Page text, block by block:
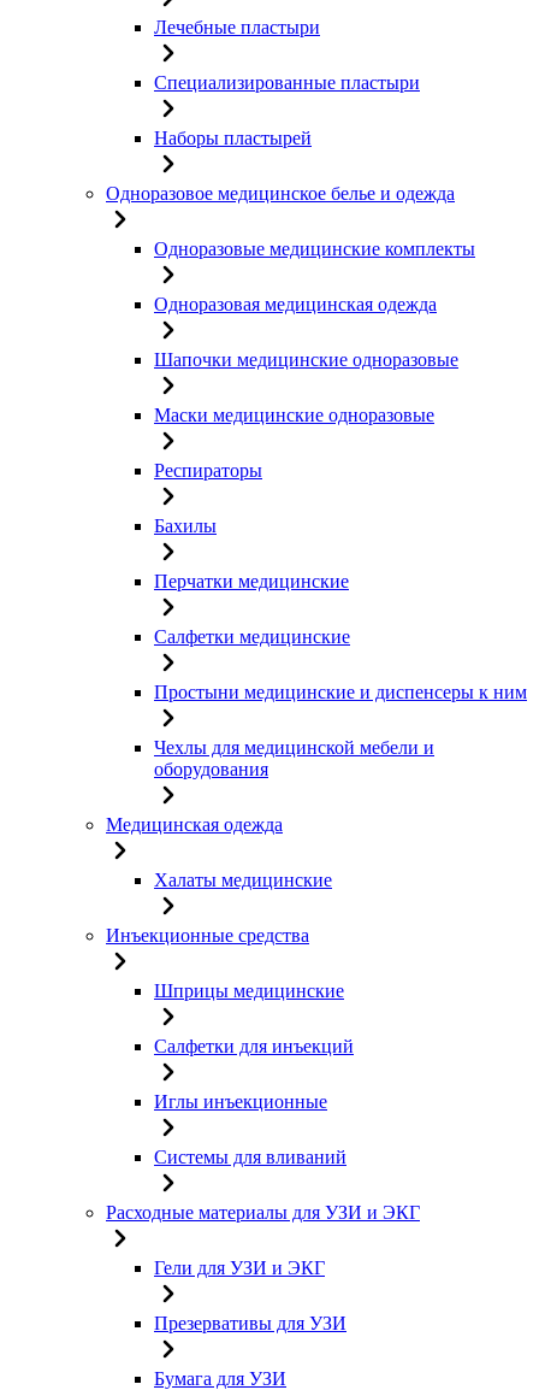
Лечебные пластыри
Специализированные пластыри
Наборы пластырей
Одноразовое медицинское белье и одежда
Одноразовые медицинские комплекты
Одноразовая медицинская одежда
Шапочки медицинские одноразовые
Маски медицинские одноразовые
Респираторы
Бахилы
Перчатки медицинские
Салфетки медицинские
Простыни медицинские и диспенсеры к ним
Чехлы для медицинской мебели и
оборудования
Медицинская одежда
Халаты медицинские
Инъекционные средства
Шприцы медицинские
Салфетки для инъекций
Иглы инъекционные
Системы для вливаний
Расходные материалы для УЗИ и ЭКГ
Гели для УЗИ и ЭКГ
Презервативы для УЗИ
Бумага для УЗИ